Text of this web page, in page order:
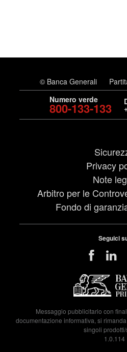
© Banca Generali
Numero verde
800-133-133
Privacy
Note
Arbitro per le
Fondo di
Seguici
Messaggio pubblicitario con
documentazione informativa, si
singoli
1.0.114